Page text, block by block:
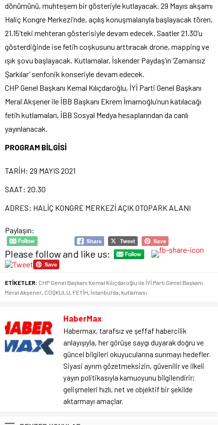
dönümünü, muhteşem bir gösteriyle kutlayacak. 29 Mayıs akşamı
Haliç Kongre Merkezi’nde, açılış konuşmalarıyla başlayacak tören,
21.15’teki mehteran gösterisiyle devam edecek. Saatler 21.30’u
gösterdiğinde ise fetih coşkusunu arttıracak drone, mapping ve
ışık şovu başlayacak. Kutlamalar, İskender Paydaş’ın ‘Zamansız
Şarkılar’ senfonik konseriyle devam edecek.
CHP Genel Başkanı Kemal Kılıçdaroğlu, İYİ Parti Genel Başkanı
Meral Akşener ile İBB Başkanı Ekrem İmamoğlu’nun katılacağı
fetih kutlamaları, İBB Sosyal Medya hesaplarından da canlı
yayınlanacak.
PROGRAM BİLGİSİ
TARİH: 29 MAYIS 2021
SAAT: 20.30
ADRES: HALİÇ KONGRE MERKEZİ AÇIK OTOPARK ALANI
Paylaşın:
Please follow and like us:
ETİKETLER: CHP Genel Başkanı Kemal Kılıçdaroğlu ile İYİ Parti Genel Başkanı
Meral Akşener, COŞKULU, FETİH, İstanbul’da, kutlaması
HaberMax
Habermax, tarafsız ve şeffaf habercilik
anlayışıyla, her görüşe saygı duyarak doğru ve
güncel bilgileri okuyucularına sunmayı hedefler.
Siyasi ayrım gözetmeksizin, güvenilir ve ilkeli
yayın politikasıyla kamuoyunu bilgilendirir;
gelişmeleri hızlı, net ve objektif bir şekilde
aktarmayı amaçlar.